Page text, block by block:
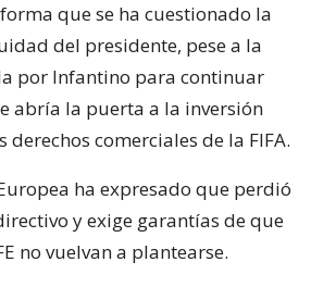
que se ha cuestionado la
del presidente, pese a la
por Infantino para continuar
abría la puerta a la inversión
comerciales de la FIFA.
ha expresado que perdió
y exige garantías de que
no vuelvan a plantearse.